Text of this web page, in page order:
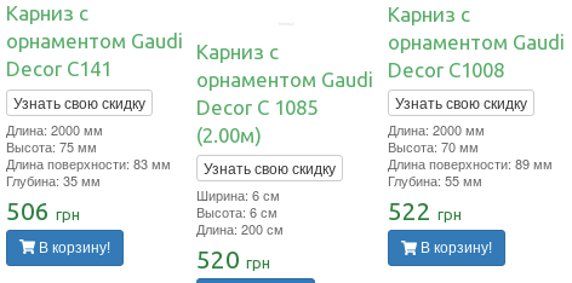
Карниз с
орнаментом Gaudi
Decor C141
Узнать свою скидку
Длина: 2000 мм
Высота: 75 мм
Длина поверхности: 83 мм
Глубина: 35 мм
506 грн
В корзину!
Карниз с
орнаментом Gaudi
Decor C 1085
(2.00м)
Узнать свою скидку
Ширина: 6 см
Высота: 6 см
Длина: 200 см
520 грн
Карниз с
орнаментом Gaudi
Decor C1008
Узнать свою скидку
Длина: 2000 мм
Высота: 70 мм
Длина поверхности: 89 мм
Глубина: 55 мм
522 грн
В корзину!